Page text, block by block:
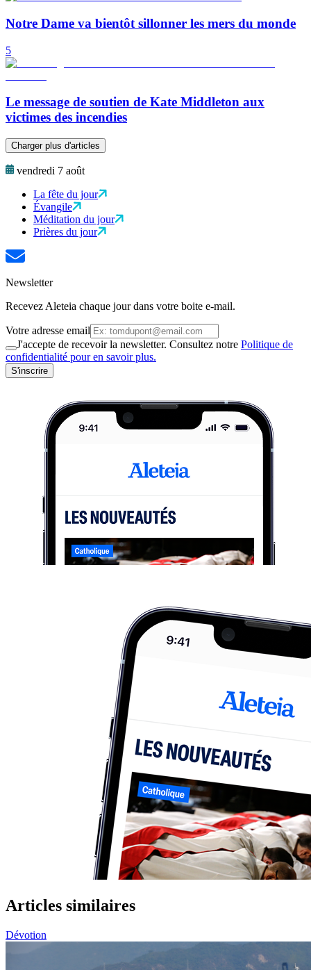
Notre Dame va bientôt sillonner les mers du monde
5
Le message de soutien de Kate Middleton aux
victimes des incendies
Charger plus d'articles
vendredi 7 août
La fête du jour
Évangile
Méditation du jour
Prières du jour
Newsletter
Recevez Aleteia chaque jour dans votre boite e-mail.
Votre adresse email
J'accepte de recevoir la newsletter. Consultez notre Politique de
confidentialité pour en savoir plus.
S'inscrire
Articles similaires
Dévotion